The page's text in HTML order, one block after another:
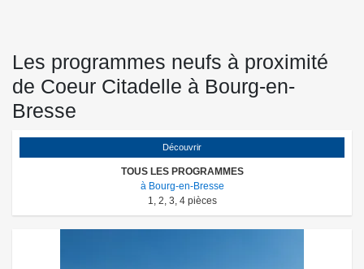
Les programmes neufs à proximité
de Coeur Citadelle à Bourg-en-
Bresse
Découvrir
TOUS LES PROGRAMMES
à Bourg-en-Bresse
1
2 3 4 pièces